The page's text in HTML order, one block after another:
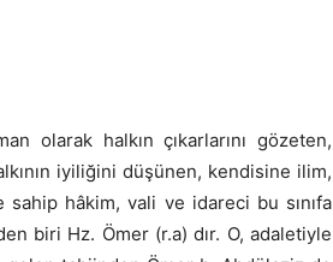
olarak halkın çıkarlarını gözeten,
iyiliğini düşünen, kendisine ilim,
hâkim, vali ve idareci bu sınıfa
biri Hz. Ömer (r.a) dır. O, adaletiyle